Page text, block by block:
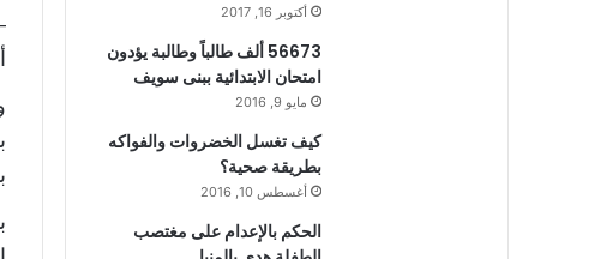
أكتوبر 16, 2017
56673 ألف طالباً وطالبة يؤدون
امتحان الابتدائية ببنى سويف
مايو 9, 2016
كيف تغسل الخضروات والفواكه
بطريقة صحية؟
أغسطس 10, 2016
الحكم بالإعدام على مغتصب